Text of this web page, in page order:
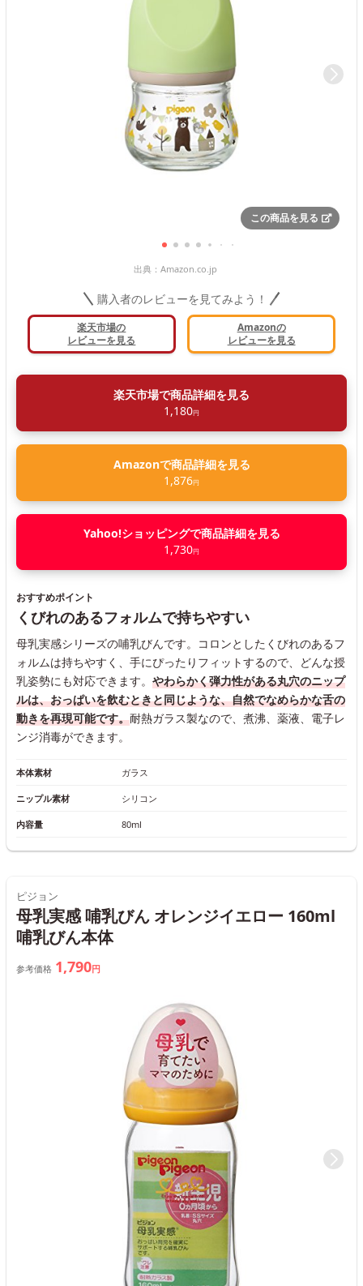
この商品を見る
出典： Amazon.co.jp
購入者のレビューを見てみよう！
楽天市場の
レビューを見る
Amazonの
レビューを見る
楽天市場で商品詳細を見る
1,180円
Amazonで商品詳細を見る
1,876円
Yahoo!ショッピングで商品詳細を見る
1,730円
おすすめポイント
くびれのあるフォルムで持ちやすい
母乳実感シリーズの哺乳びんです。コロンとしたくびれのあるフ
ォルムは持ちやすく、手にぴったりフィットするので、どんな授
乳姿勢にも対応できます。 やわらかく弾力性がある丸穴のニップ
ルは、おっぱいを飲むときと同じような、自然でなめらかな舌の
動きを再現可能です。耐熱ガラス製なので、煮沸、薬液、電子レ
ンジ消毒ができます。
本体素材 ガラス
ニップル素材 シリコン
内容量 80ml
ピジョン
母乳実感 哺乳びん オレンジイエロー 160ml
哺乳びん本体
参考価格 1,790円